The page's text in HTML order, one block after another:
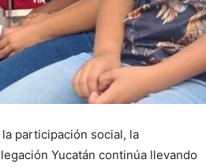
participación social, la
Yucatán continúa llevando